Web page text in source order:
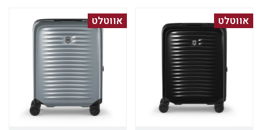
אווטלט אווטלט